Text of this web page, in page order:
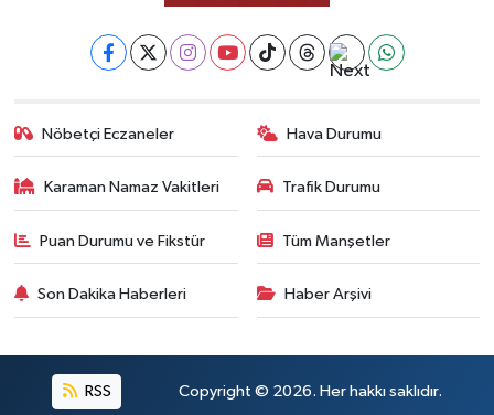
Nöbetçi Eczaneler Hava Durumu
Karaman Namaz Vakitleri Trafik Durumu
Puan Durumu ve Fikstür Tüm Manşetler
Son Dakika Haberleri Haber Arşivi
RSS Copyright © 2026. Her hakkı saklıdır.